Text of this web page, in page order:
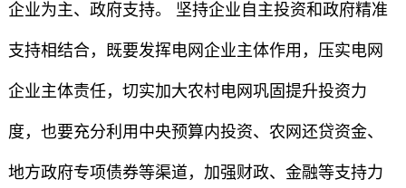
企业为主、政府支持。 坚持企业自主投资和政府精准
支持相结合，既要发挥电网企业主体作用，压实电网
企业主体责任，切实加大农村电网巩固提升投资力
度，也要充分利用中央预算内投资、农网还贷资金、
地方政府专项债券等渠道，加强财政、金融等支持力